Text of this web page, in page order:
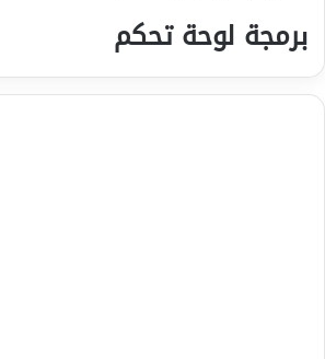
برمجة لوحة تحكم